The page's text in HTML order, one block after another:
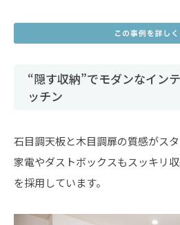
“隠す収納”でモダンなイン
ッチン
石目調天板と木目調扉の質感がス
家電やダストボックスもスッキリ
を採用しています。